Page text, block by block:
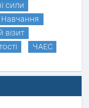
сили
Навчання
візит
ЧАЕС